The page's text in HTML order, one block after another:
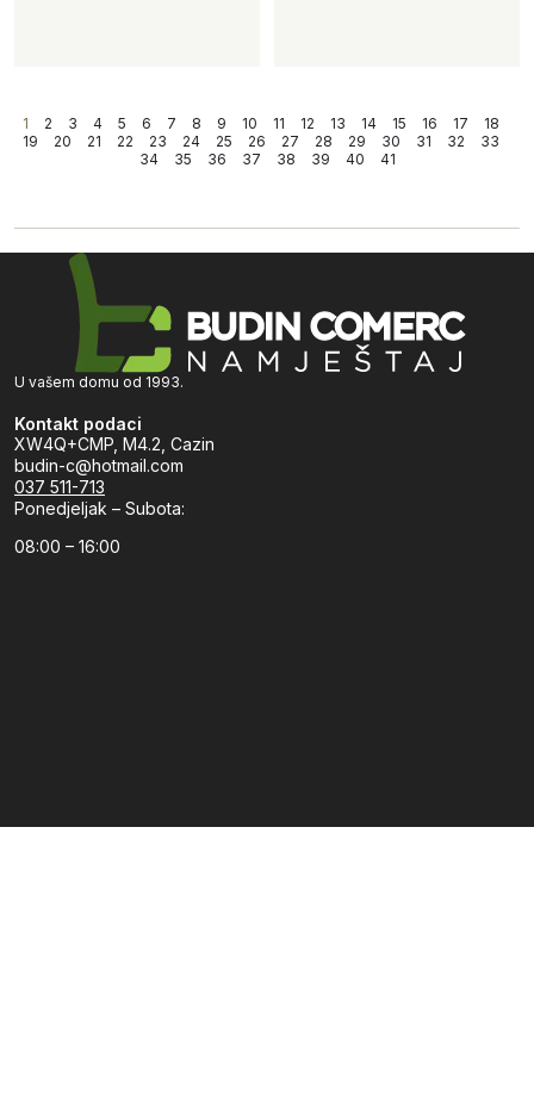
1 2 3 4 5 6 7 8 9 10 11 12 13 14 15 16 17
18
19
20 21 22 23 24 25 26 27 28 29 30 31 32
33
34
35 36 37 38 39 40 41
U vašem domu od 1993.
Kontakt podaci
XW4Q+CMP, M4.2, Cazin
budin-c@hotmail.com
037 511-713
Ponedjeljak – Subota:
08:00 – 16:00